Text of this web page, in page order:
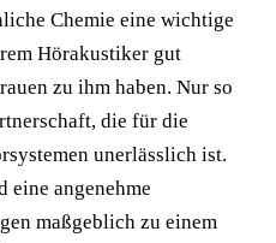
Chemie eine wichtige
Hörakustiker gut
zu ihm haben. Nur so
die für die
unerlässlich ist.
eine angenehme
maßgeblich zu einem